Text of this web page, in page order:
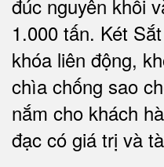
đúc nguyên khối
1.000 tấn. Két
khóa liên động,
chìa chống sao
nắm cho khách
đạc có giá trị và